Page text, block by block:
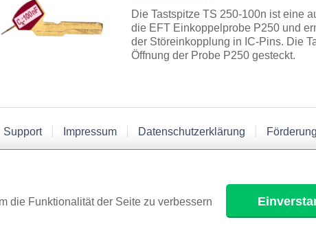
Die Tastspitze TS 250-100n ist eine
die EFT Einkoppelprobe P250 und
der Störeinkopplung in IC-Pins. Die
Öffnung der Probe P250 gesteckt.
Support Impressum Datenschutzerklärung
die Funktionalität der Seite zu verbessern